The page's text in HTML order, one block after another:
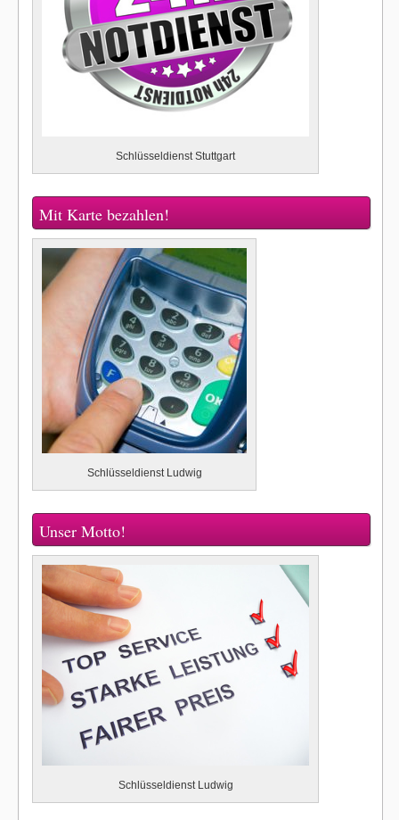
Schlüsseldienst Stuttgart
Mit Karte bezahlen!
Schlüsseldienst Ludwig
Unser Motto!
Schlüsseldienst Ludwig